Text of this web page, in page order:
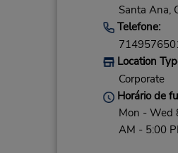
Santa Ana,
Telefone:
Location
Corporate
Horário de
Mon - Wed
AM - 5:00